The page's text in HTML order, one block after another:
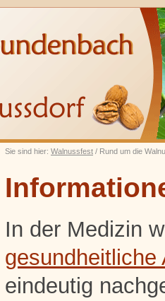
Sie sind hier: Walnussfest / Rund um die
In der Medizin
eindeutig